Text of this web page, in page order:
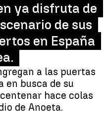
ya disfruta de
de sus
en España
a las puertas
en busca de su
hace colas
de Anoeta.